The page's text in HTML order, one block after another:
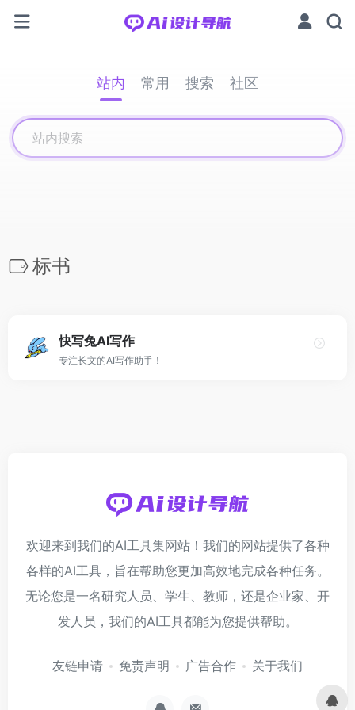
站内 常用 搜索 社区
标书
快写兔AI写作
专注长文的AI写作助手！
欢迎来到我们的AI工具集网站！我们的网站提供了各种
各样的AI工具，旨在帮助您更加高效地完成各种任务。
无论您是一名研究人员、学生、教师，还是企业家、开
发人员，我们的AI工具都能为您提供帮助。
友链申请 免责声明 广告合作 关于我们